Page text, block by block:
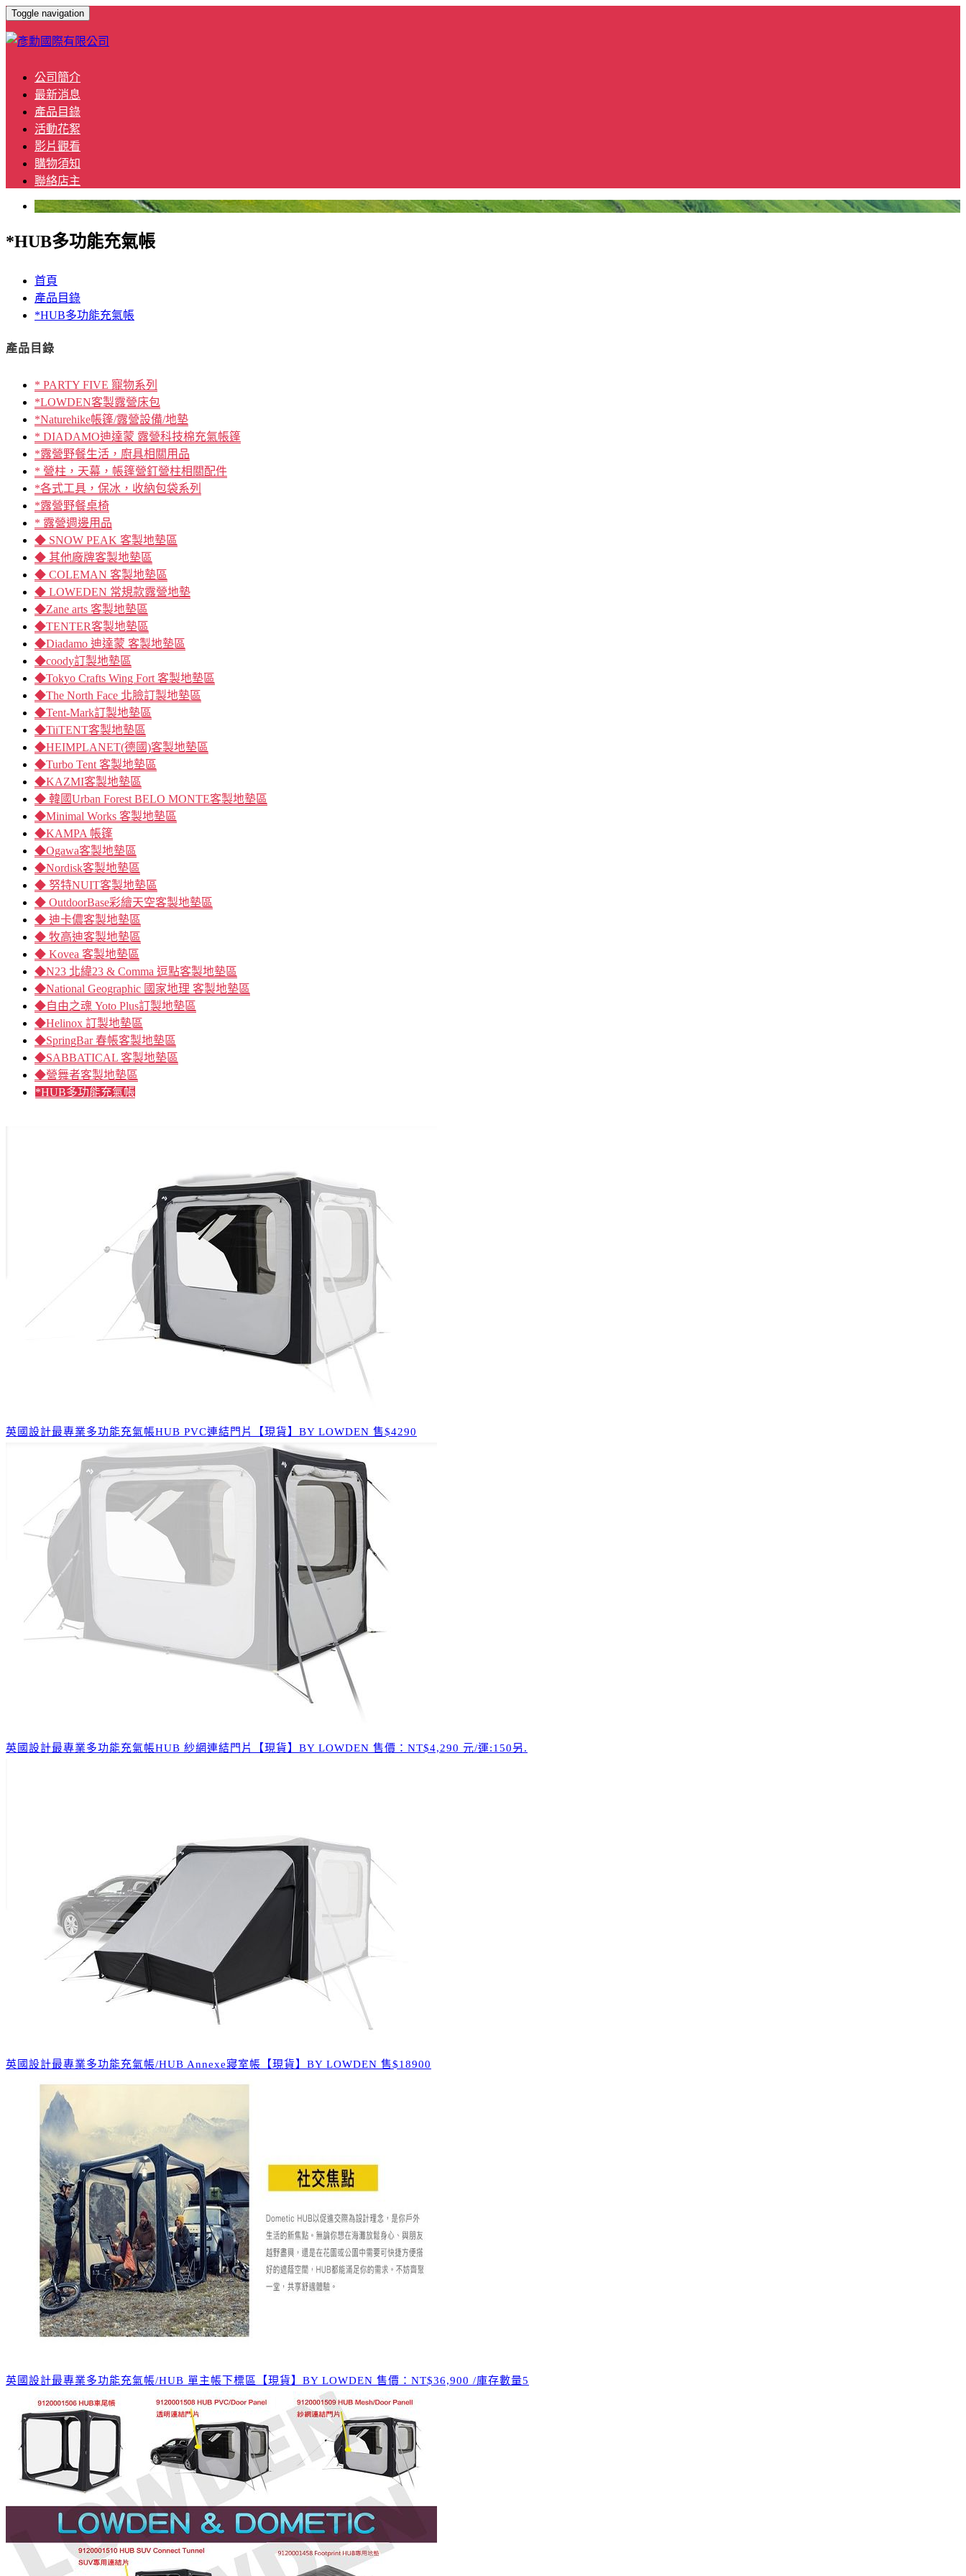
Toggle navigation
公司簡介
最新消息
產品目錄
活動花絮
影片觀看
購物須知
聯絡店主
*HUB多功能充氣帳
首頁
產品目錄
*HUB多功能充氣帳
產品目錄
* PARTY FIVE 寵物系列
*LOWDEN客製露營床包
*Naturehike帳篷/露營設備/地墊
* DIADAMO迪達蒙 露營科技棉充氣帳篷
*露營野餐生活，廚具相關用品
* 營柱，天幕，帳篷營釘營柱相關配件
*各式工具，保冰，收納包袋系列
*露營野餐桌椅
* 露營週邊用品
◆ SNOW PEAK 客製地墊區
◆ 其他廠牌客製地墊區
◆ COLEMAN 客製地墊區
◆ LOWEDEN 常規款露營地墊
◆Zane arts 客製地墊區
◆TENTER客製地墊區
◆Diadamo 迪達蒙 客製地墊區
◆coody訂製地墊區
◆Tokyo Crafts Wing Fort 客製地墊區
◆The North Face 北臉訂製地墊區
◆Tent-Mark訂製地墊區
◆TiiTENT客製地墊區
◆HEIMPLANET(德國)客製地墊區
◆Turbo Tent 客製地墊區
◆KAZMI客製地墊區
◆ 韓國Urban Forest BELO MONTE客製地墊區
◆Minimal Works 客製地墊區
◆KAMPA 帳篷
◆Ogawa客製地墊區
◆Nordisk客製地墊區
◆ 努特NUIT客製地墊區
◆ OutdoorBase彩繪天空客製地墊區
◆ 迪卡儂客製地墊區
◆ 牧高迪客製地墊區
◆ Kovea 客製地墊區
◆N23 北緯23 & Comma 逗點客製地墊區
◆National Geographic 國家地理 客製地墊區
◆自由之魂 Yoto Plus訂製地墊區
◆Helinox 訂製地墊區
◆SpringBar 春帳客製地墊區
◆SABBATICAL 客製地墊區
◆營舞者客製地墊區
*HUB多功能充氣帳
英國設計最專業多功能充氣帳HUB PVC連結門片【現貨】BY LOWDEN 售$4290
英國設計最專業多功能充氣帳HUB 紗網連結門片【現貨】BY LOWDEN 售價：NT$4,290 元/運:150另.
英國設計最專業多功能充氣帳/HUB Annexe寢室帳【現貨】BY LOWDEN 售$18900
英國設計最專業多功能充氣帳/HUB 單主帳下標區【現貨】BY LOWDEN 售價：NT$36,900 /庫存數量5